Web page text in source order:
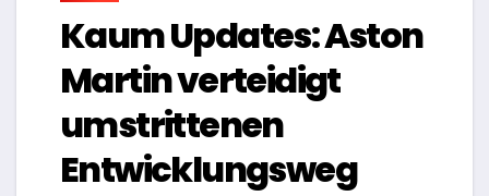
Kaum Updates: Aston
Martin verteidigt
umstrittenen
Entwicklungsweg